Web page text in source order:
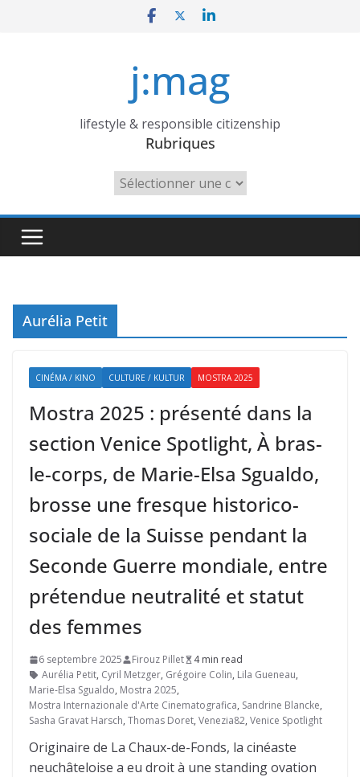
j:mag
lifestyle & responsible citizenship
Rubriques
Rubriques
Aurélia Petit
CINÉMA / KINO CULTURE / KULTUR MOSTRA 2025
Mostra 2025 : présenté dans la
section Venice Spotlight, À bras-
le-corps, de Marie-Elsa Sgualdo,
brosse une fresque historico-
sociale de la Suisse pendant la
Seconde Guerre mondiale, entre
prétendue neutralité et statut
des femmes
6 septembre 2025 Firouz Pillet
4 min read
Aurélia Petit, Cyril Metzger, Grégoire Colin, Lila Gueneau,
Marie-Elsa Sgualdo, Mostra 2025,
Mostra Internazionale d'Arte Cinematografica, Sandrine Blancke,
Sasha Gravat Harsch, Thomas Doret, Venezia82, Venice Spotlight
Originaire de La Chaux-de-Fonds, la cinéaste
neuchâteloise a eu droit à une standing ovation